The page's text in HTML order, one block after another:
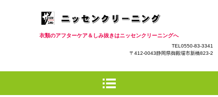
衣類のアフターケア＆しみ抜きはニッセンクリーニングへ
TEL0550-83-3341
〒412-0043静岡県御殿場市新橋823-2